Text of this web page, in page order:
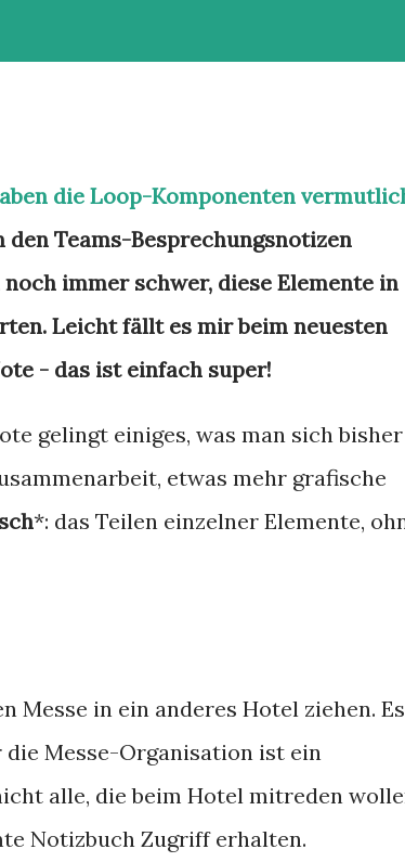
die Loop-Komponenten
den Teams-Besprechungsnotizen
immer schwer, diese Elemente in
Leicht fällt es mir beim neuesten
- das ist einfach super!
gelingt einiges, was man sich bisher
etwas mehr grafische
*: das Teilen einzelner Elemente,
Messe in ein anderes Hotel ziehen. Es
Messe-Organisation ist ein
alle, die beim Hotel mitreden
Notizbuch Zugriff erhalten.